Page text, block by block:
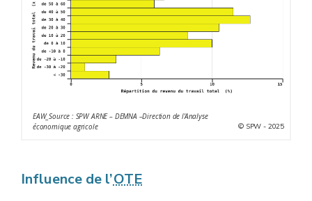
EAW_Source : SPW ARNE – DEMNA –Direction de l'Analyse
économique agricole
© SPW - 2025
Influence de l’OTE